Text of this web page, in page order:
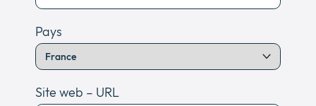
Pays
Site web – URL